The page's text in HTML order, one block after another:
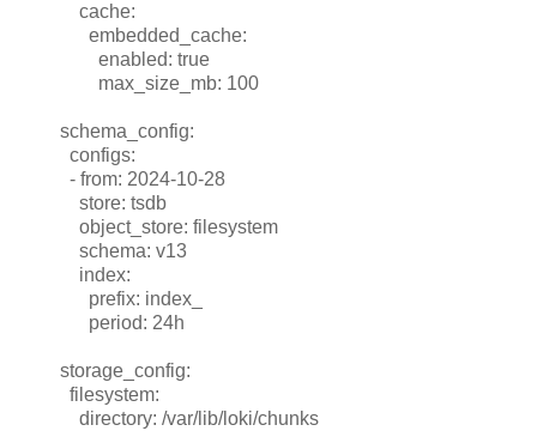
cache:
embedded_cache:
enabled: true
max_size_mb: 100
schema_config:
configs:
- from: 2024-10-28
store: tsdb
object_store: filesystem
schema: v13
index:
prefix: index_
period: 24h
storage_config:
filesystem:
directory: /var/lib/loki/chunks